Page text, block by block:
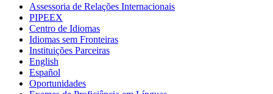
Assessoria de Relações Internacionais
PIPEEX
Centro de Idiomas
Idiomas sem Fronteiras
Instituições Parceiras
English
Español
Oportunidades